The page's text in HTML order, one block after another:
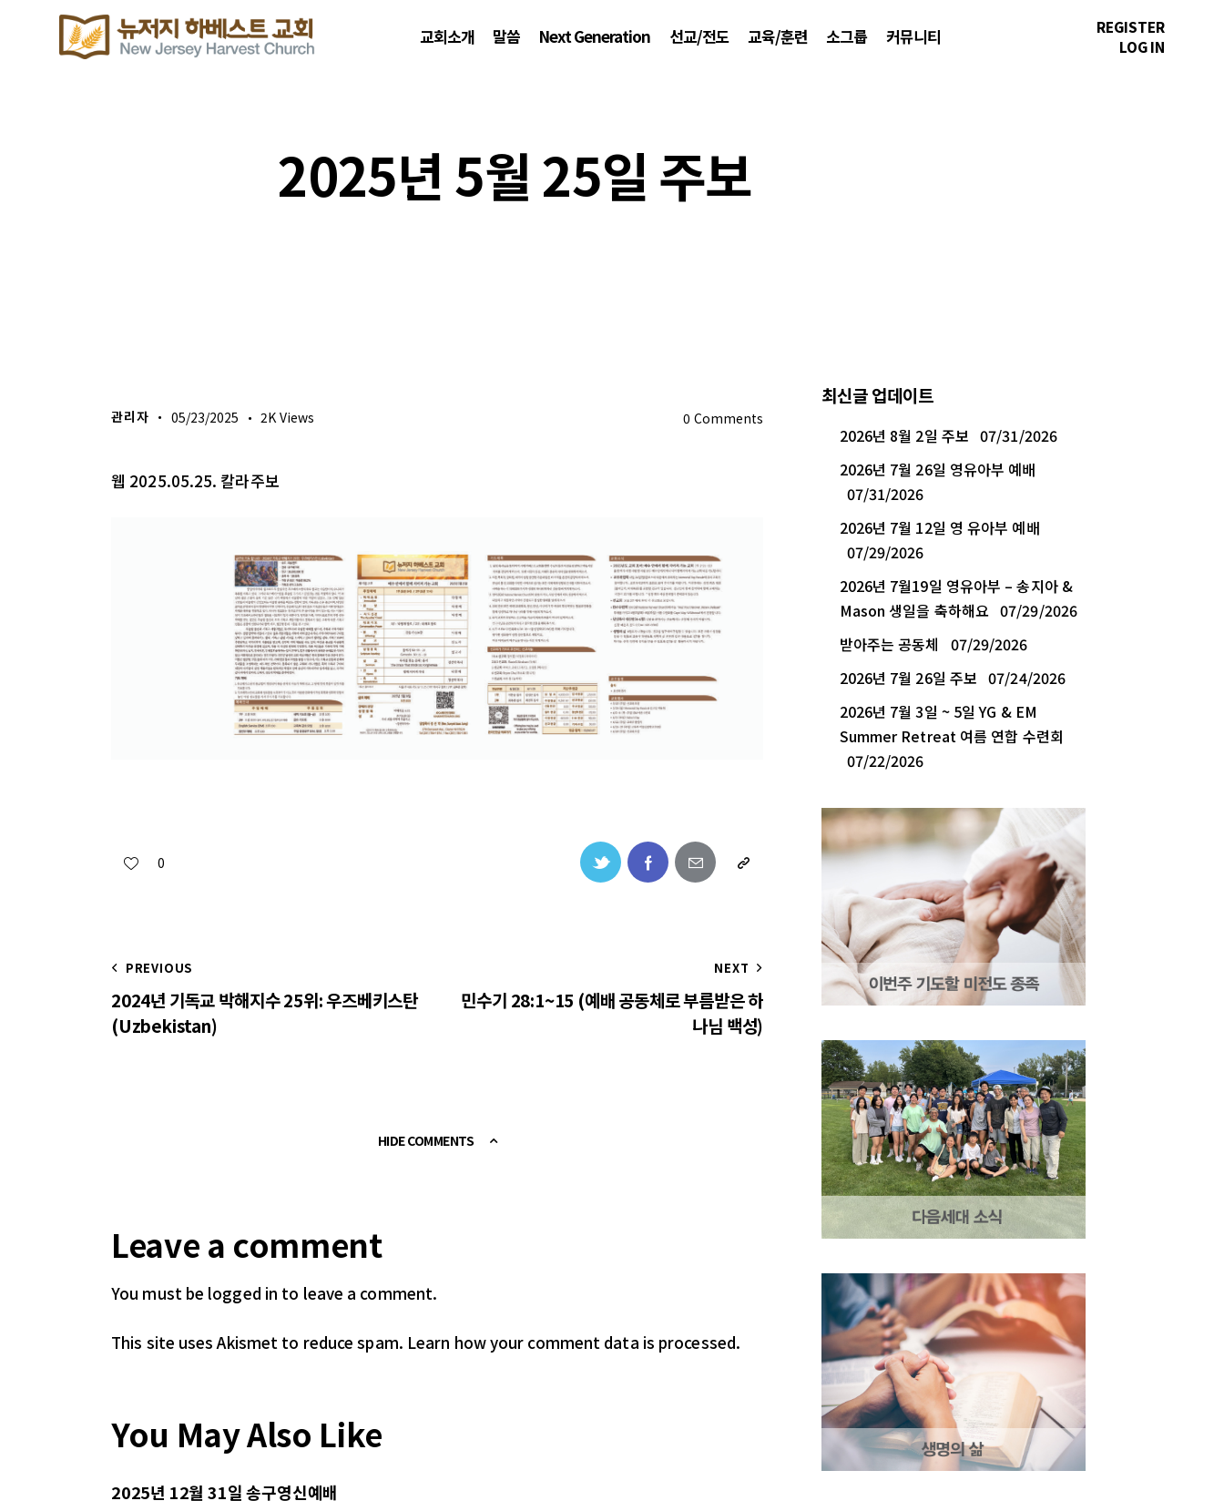
교회소개 말씀 Next Generation 선교/전도 교육/훈련 소그룹 커뮤니티
REGISTER
LOG IN
2025년 5월 25일 주보
관리자 05/23/2025 2K Views 0 Comments
웹 2025.05.25. 칼라주보
0
PREVIOUS
2024년 기독교 박해지수 25위: 우즈베키스탄
(Uzbekistan)
NEXT
민수기 28:1~15 (예배 공동체로 부름받은 하
나님 백성)
HIDE COMMENTS
Leave a comment
You must be logged in to leave a comment.
This site uses Akismet to reduce spam. Learn how your comment data is processed.
You May Also Like
2025년 12월 31일 송구영신예배
최신글 업데이트
2026년 8월 2일 주보 07/31/2026
2026년 7월 26일 영유아부 예배
07/31/2026
2026년 7월 12일 영 유아부 예배
07/29/2026
2026년 7월19일 영유아부 – 송지아 &
Mason 생일을 축하해요 07/29/2026
받아주는 공동체
07/29/2026
2026년 7월 26일 주보 07/24/2026
2026년 7월 3일 ~ 5일 YG & EM
Summer Retreat 여름 연합 수련회
07/22/2026